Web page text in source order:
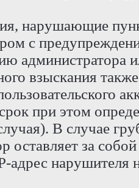
нарушающие
с
администратора
взыскания
при этом
В случае
оставляет за
адрес нарушителя